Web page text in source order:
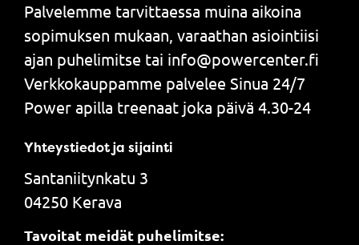
Palvelemme tarvittaessa muina aikoina
sopimuksen mukaan, varaathan asiointiisi
ajan puhelimitse tai info@powercenter.fi
Verkkokauppamme palvelee Sinua 24/7
Power apilla treenaat joka päivä 4.30-24
Yhteystiedot ja sijainti
Santaniitynkatu 3
04250 Kerava
Tavoitat meidät puhelimitse: